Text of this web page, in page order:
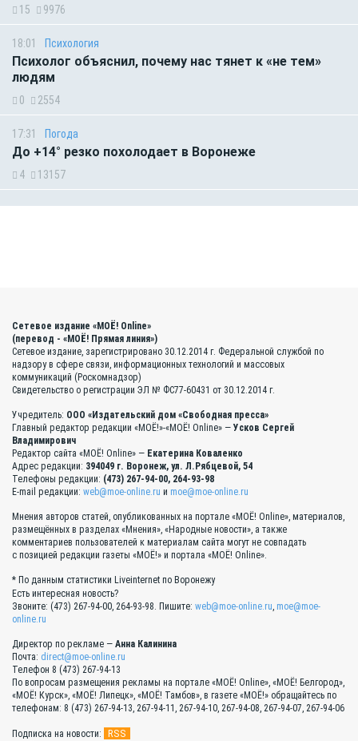
15 9976
18:01 Психология
Психолог объяснил, почему нас тянет к «не тем»
людям
0 2554
17:31 Погода
До +14° резко похолодает в Воронеже
4 13157
Сетевое издание «МОЁ! Online»
(перевод - «МОЁ! Прямая линия»)
Сетевое издание, зарегистрировано 30.12.2014 г. Федеральной службой по
надзору в сфере связи, информационных технологий и массовых
коммуникаций (Роскомнадзор)
Свидетельство о регистрации ЭЛ № ФС77-60431 от 30.12.2014 г.
Учредитель: ООО «Издательский дом «Свободная пресса»
Главный редактор редакции «МОЁ!»-«МОЁ! Online» — Усков Сергей
Владимирович
Редактор сайта «МОЁ! Online» — Екатерина Коваленко
Адрес редакции: 394049 г. Воронеж, ул. Л.Рябцевой, 54
Телефоны редакции: (473) 267-94-00, 264-93-98
E-mail редакции: web@moe-online.ru и moe@moe-online.ru
Мнения авторов статей, опубликованных на портале «МОЁ! Online», материалов,
размещённых в разделах «Мнения», «Народные новости», а также
комментариев пользователей к материалам сайта могут не совпадать
с позицией редакции газеты «МОЁ!» и портала «МОЁ! Online».
* По данным статистики Liveinternet по Воронежу
Есть интересная новость?
Звоните: (473) 267-94-00, 264-93-98. Пишите: web@moe-online.ru, moe@moe-
online.ru
Директор по рекламе — Анна Калинина
Почта: direct@moe-online.ru
Телефон 8 (473) 267-94-13
По вопросам размещения рекламы на портале «МОЁ! Online», «МОЁ! Белгород»,
«МОЁ! Курск», «МОЁ! Липецк», «МОЁ! Тамбов», в газете «МОЁ!» обращайтесь по
телефонам: 8 (473) 267-94-13, 267-94-11, 267-94-10, 267-94-08, 267-94-07, 267-94-06
Подписка на новости: RSS